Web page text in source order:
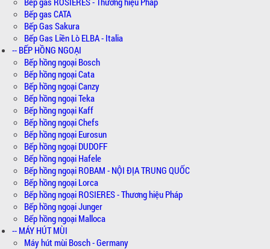
Bếp gas CATA
Bếp Gas Sakura
Bếp Gas Liền Lò ELBA - Italia
-- BẾP HỒNG NGOẠI
Bếp hồng ngoại Bosch
Bếp hồng ngoại Cata
Bếp hồng ngoại Canzy
Bếp hồng ngoại Teka
Bếp hồng ngoại Kaff
Bếp hồng ngoại Chefs
Bếp hồng ngoại Eurosun
Bếp hồng ngoại DUDOFF
Bếp hồng ngoại Hafele
Bếp hồng ngoại ROBAM - NỘI ĐỊA TRUNG QUỐC
Bếp hồng ngoại Lorca
Bếp hồng ngoại ROSIERES - Thương hiệu Pháp
Bếp hồng ngoại Junger
Bếp hồng ngoại Malloca
-- MÁY HÚT MÙI
Máy hút mùi Bosch - Germany